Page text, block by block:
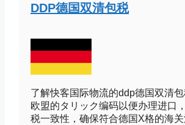
DDP德国双清包税
了解快客国际物流的ddp德国双清
欧盟的タリック编码以便办理进口
税一致性，确保符合德国Х格的海